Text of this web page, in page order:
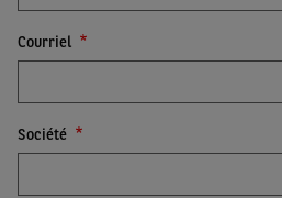
Courriel
Société